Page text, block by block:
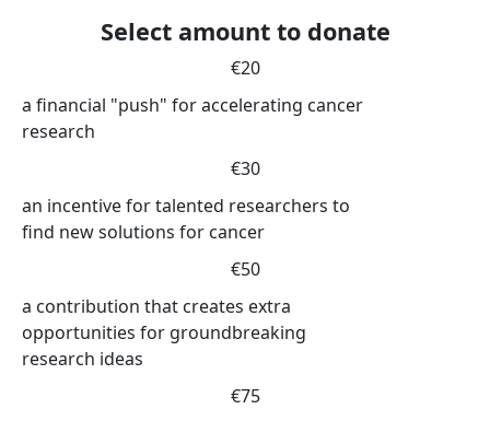
Select amount to donate
€20
a financial "push" for accelerating cancer
research
€30
an incentive for talented researchers to
find new solutions for cancer
€50
a contribution that creates extra
opportunities for groundbreaking
research ideas
€75